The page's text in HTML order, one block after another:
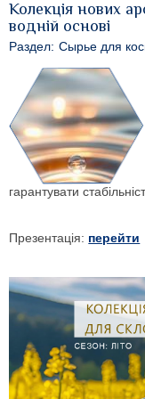
Колекція нових
водній основі
Раздел: Сырье для
гарантувати
Презентація: перейти